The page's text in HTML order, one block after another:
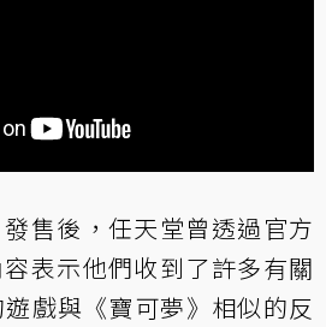
售後，任天堂曾透過官方
容表示他們收到了許多有關
戲與《寶可夢》相似的反